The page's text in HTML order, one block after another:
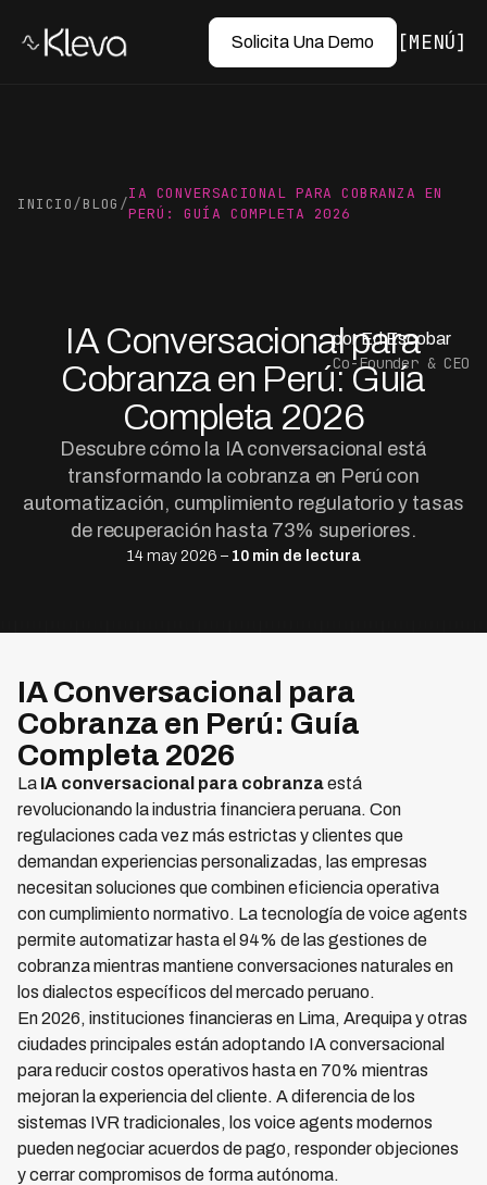
Solicita Una Demo MENÚ
INICIO/BLOG /
IA CONVERSACIONAL PARA COBRANZA EN
PERÚ: GUÍA COMPLETA 2026
IA Conversacional para
Cobranza en Perú: Guía
Completa 2026
Descubre cómo la IA conversacional está
transformando la cobranza en Perú con
automatización, cumplimiento regulatorio y tasas
de recuperación hasta 73% superiores.
14 may 2026 – 10 min de lectura
por Ed Escobar
Co-Founder & CEO
IA Conversacional para
Cobranza en Perú: Guía
Completa 2026
La IA conversacional para cobranzaestá
revolucionando la industria financiera peruana. Con
regulaciones cada vez más estrictas y clientes que
demandan experiencias personalizadas, las empresas
necesitan soluciones que combinen eficiencia operativa
con cumplimiento normativo. La tecnología de voice agents
permite automatizar hasta el 94% de las gestiones de
cobranza mientras mantiene conversaciones naturales en
los dialectos específicos del mercado peruano.
En 2026, instituciones financieras en Lima, Arequipa y otras
ciudades principales están adoptando IA conversacional
para reducir costos operativos hasta en 70% mientras
mejoran la experiencia del cliente. A diferencia de los
sistemas IVR tradicionales, los voice agents modernos
pueden negociar acuerdos de pago, responder objeciones
y cerrar compromisos de forma autónoma.